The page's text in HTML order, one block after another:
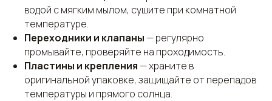
водой с мягким мылом, сушите при комнатной
температуре.
Переходники и клапаны — регулярно
промывайте, проверяйте на проходимость.
Пластины и крепления — храните в
оригинальной упаковке, защищайте от перепадов
температуры и прямого солнца.